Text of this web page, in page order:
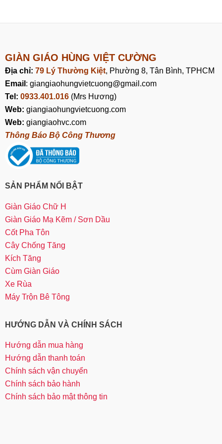
GIÀN GIÁO HÙNG VIỆT CƯỜNG
Địa chỉ: 79 Lý Thường Kiệt, Phường 8, Tân Bình, TPHCM
Email : giangiaohungvietcuong@gmail.com
Tel: 0933.401.016 (Mrs Hương)
Web: giangiaohungvietcuong.com
Web: giangiaohvc.com
Thông Báo Bộ Công Thương
SẢN PHẨM NỔI BẬT
Giàn Giáo Chữ H
Giàn Giáo Mạ Kẽm / Sơn Dầu
Cốt Pha Tôn
Cây Chống Tăng
Kích Tăng
Cùm Giàn Giáo
Xe Rùa
Máy Trộn Bê Tông
HƯỚNG DẪN VÀ CHÍNH SÁCH
Hướng dẫn mua hàng
Hướng dẫn thanh toán
Chính sách vận chuyển
Chính sách bảo hành
Chính sách bảo mật thông tin